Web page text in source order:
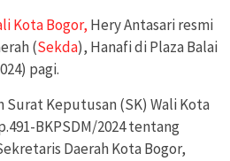
Kota Bogor, Hery Antasari resmi
(Sekda), Hanafi di Plaza Balai
pagi.
Keputusan (SK) Wali Kota
BKPSDM/2024 tentang
Daerah Kota Bogor,